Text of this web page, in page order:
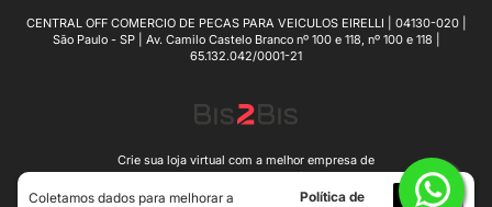
Coletamos dados para melhorar a
Política de
Eu
CENTRAL OFF COMERCIO DE PECAS PARA VEICULOS EIRELLI | 04130-020 |
São Paulo - SP | Av. Camilo Castelo Branco nº 100 e 118, nº 100 e 118 |
65.132.042/0001-21
Crie sua loja virtual com a melhor empresa de
e-commerce do Brasil.